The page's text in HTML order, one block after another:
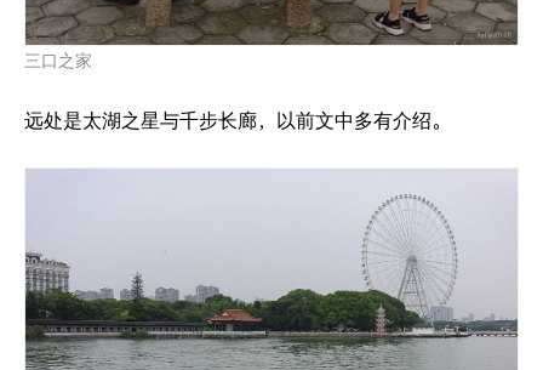
三口之家
远处是太湖之星与千步长廊，以前文中多有介绍。